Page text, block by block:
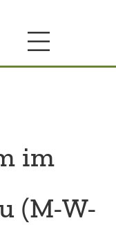
im
(M-W-